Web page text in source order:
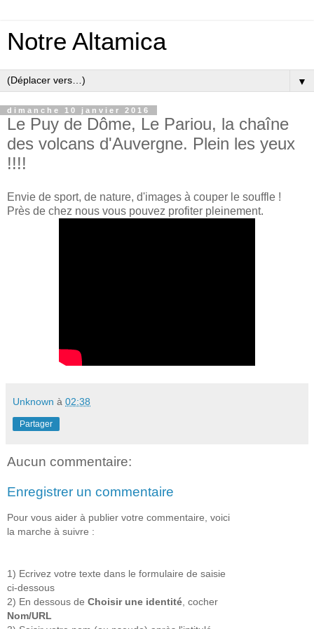
Notre Altamica
▼
dimanche 10 janvier 2016
Le Puy de Dôme, Le Pariou, la chaîne
des volcans d'Auvergne. Plein les yeux
!!!!
Envie de sport, de nature, d'images à couper le souffle !
Près de chez nous vous pouvez profiter pleinement.
Unknown à 02:38
Partager
Aucun commentaire:
Enregistrer un commentaire
Pour vous aider à publier votre commentaire, voici
la marche à suivre :
1) Ecrivez votre texte dans le formulaire de saisie
ci-dessous
2) En dessous de Choisir une identité , cocher
Nom/URL